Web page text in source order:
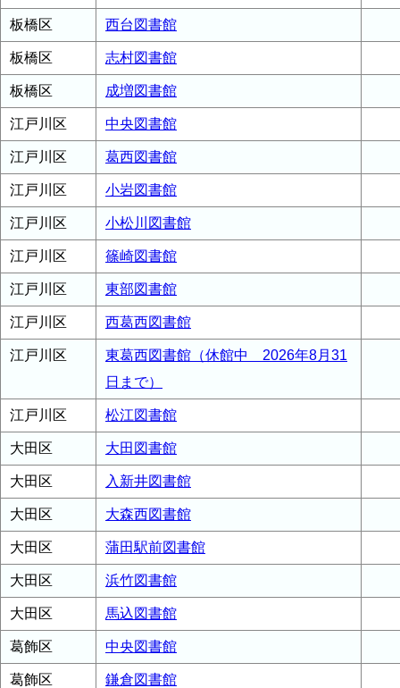
板橋区 西台図書館
板橋区 志村図書館
板橋区 成増図書館
江戸川区 中央図書館
江戸川区 葛西図書館
江戸川区 小岩図書館
江戸川区 小松川図書館
江戸川区 篠崎図書館
江戸川区 東部図書館
江戸川区 西葛西図書館
江戸川区
東葛西図書館（休館中 2026年8月31
日まで）
江戸川区 松江図書館
大田区 大田図書館
大田区 入新井図書館
大田区 大森西図書館
大田区 蒲田駅前図書館
大田区 浜竹図書館
大田区 馬込図書館
葛飾区 中央図書館
葛飾区 鎌倉図書館